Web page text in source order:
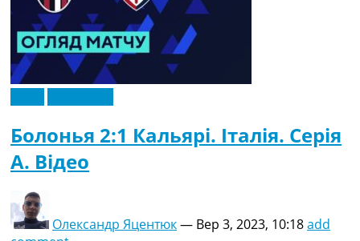
Болонья 2:1 Кальярі. Італія. Серія
A. Відео
Олександр Яцентюк— Вер 3, 2023, 10:18add